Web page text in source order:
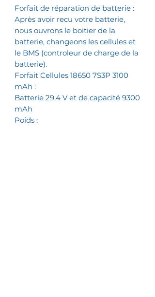
Forfait de réparation de batterie :
Après avoir recu votre batterie,
nous ouvrons le boitier de la
batterie, changeons les cellules et
le BMS (controleur de charge de la
batterie).
Forfait Cellules 18650 7S3P 3100
mAh :
Batterie 29,4 V et de capacité 9300
mAh
Poids :